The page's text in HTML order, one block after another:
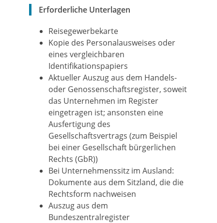
Erforderliche Unterlagen
Reisegewerbekarte
Kopie des Personalausweises oder
eines vergleichbaren
Identifikationspapiers
Aktueller Auszug aus dem Handels-
oder Genossenschaftsregister, soweit
das Unternehmen im Register
eingetragen ist; ansonsten eine
Ausfertigung des
Gesellschaftsvertrags (zum Beispiel
bei einer Gesellschaft bürgerlichen
Rechts (GbR))
Bei Unternehmenssitz im Ausland:
Dokumente aus dem Sitzland, die die
Rechtsform nachweisen
Auszug aus dem
Bundeszentralregister